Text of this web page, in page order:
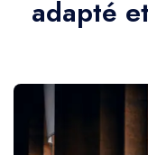
Trajet Gare
Trajet Port
Trajet
Trajet Santé
Réservation
Contactez-
adapté